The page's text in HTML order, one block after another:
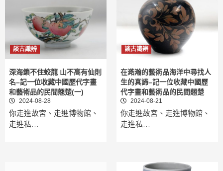
談古識辨
深海鎖不住蛟龍 山不高有仙則
名–記一位收藏中國歷代字畫
和藝術品的民間翹楚(一)
2024-08-28
你走進故宮、走進博物館、
走進私…
談古識辨
在澔瀚的藝術品海洋中尋找人
生的真諦–記一位收藏中國歷
代字畫和藝術品的民間翹楚
2024-08-21
你走進故宮、走進博物館、
走進私…